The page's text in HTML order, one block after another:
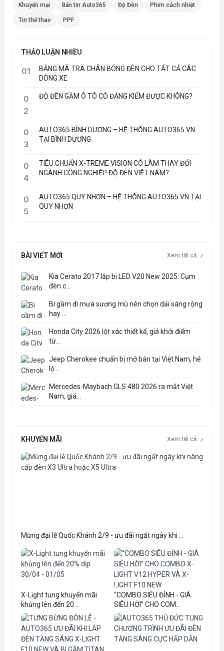
Khuyến mại Bản tin Auto365 Độ Đèn Phim cách nhiệt
Tin thể thao PPF
THẢO LUẬN NHIỀU
01
BẢNG MÃ TRA CHÂN BÓNG ĐÈN CHO TẤT CẢ CÁC
DÒNG XE
0
2
ĐỘ ĐÈN GẦM Ô TÔ CÓ ĐĂNG KIỂM ĐƯỢC KHÔNG?
0
3
AUTO365 BÌNH DƯƠNG – HỆ THỐNG AUTO365.VN
TẠI BÌNH DƯƠNG
0
4
TIÊU CHUẨN X-TREME VISION CÓ LÀM THAY ĐỔI
NGÀNH CÔNG NGHIỆP ĐỘ ĐÈN VIỆT NAM?
0
5
AUTO365 QUY NHƠN – HỆ THỐNG AUTO365.VN TẠI
QUY NHƠN
BÀI VIẾT MỚI Xem tất cả
Kia Cerato 2017 lắp bi LED V20 New 2025: Cụm
đèn c...
Bi gầm đi mưa sương mù nên chọn dải sáng rộng
hay ...
Honda City 2026 lột xác thiết kế, giá khởi điểm
từ...
Jeep Cherokee chuẩn bị mở bán tại Việt Nam, hé
lộ ...
Mercedes-Maybach GLS 480 2026 ra mắt Việt
Nam, giá...
KHUYẾN MÃI Xem tất cả
Mừng đại lễ Quốc Khánh 2/9 - ưu đãi ngất ngây khi ...
X-Light tung khuyến mãi
khủng lên đến 20...
“COMBO SIÊU ĐỈNH - GIÁ
SIÊU HỜI” CHO COM...